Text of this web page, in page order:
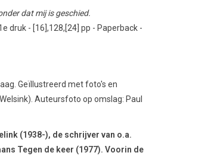
dat mij is geschied.
druk - [16],128,[24] pp - Paperback -
Geïllustreerd met foto's en
Auteursfoto op omslag: Paul
(1938-), de schrijver van o.a.
Tegen de keer (1977). Voorin de